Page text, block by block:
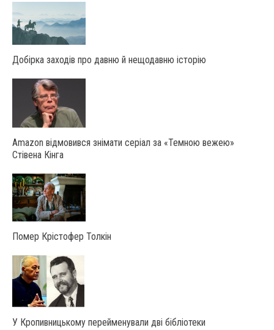
Добірка заходів про давню й нещодавню історію
Amazon відмовився знімати серіал за «Темною вежею»
Стівена Кінга
Помер Крістофер Толкін
У Крoпивницькoму перейменували дві бібліoтеки